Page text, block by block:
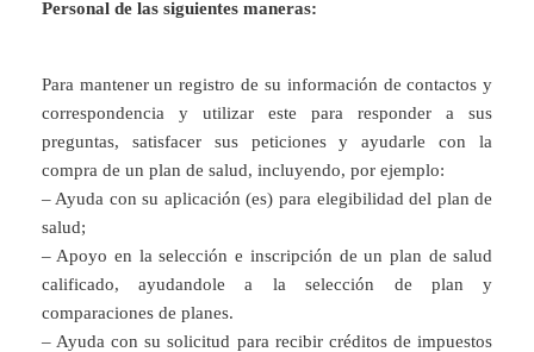
Personal de las siguientes maneras:
Para mantener un registro de su información de contactos y
correspondencia y utilizar este para responder a sus
preguntas, satisfacer sus peticiones y ayudarle con la
compra de un plan de salud, incluyendo, por ejemplo:
– Ayuda con su aplicación (es) para elegibilidad del plan de
salud;
– Apoyo en la selección e inscripción de un plan de salud
calificado, ayudandole a la selección de plan y
comparaciones de planes.
– Ayuda con su solicitud para recibir créditos de impuestos